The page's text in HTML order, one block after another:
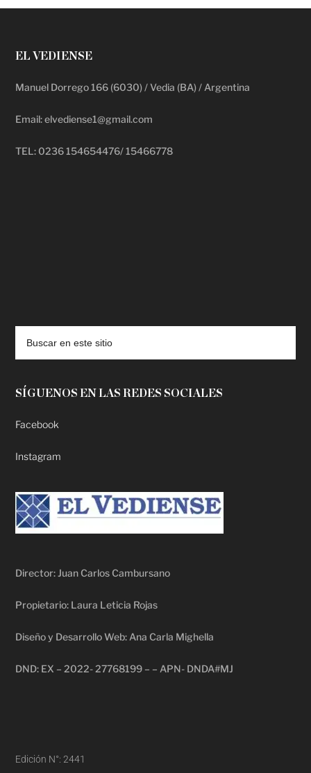
EL VEDIENSE
Manuel Dorrego 166 (6030) / Vedia (BA) / Argentina
Email: elvediense1@gmail.com
TEL: 0236 154654476/ 15466778
SÍGUENOS EN LAS REDES SOCIALES
Facebook
Instagram
Director: Juan Carlos Cambursano
Propietario: Laura Leticia Rojas
Diseño y Desarrollo Web: Ana Carla Mighella
DND: EX – 2022- 27768199 – – APN- DNDA#MJ
Edición N°: 2441